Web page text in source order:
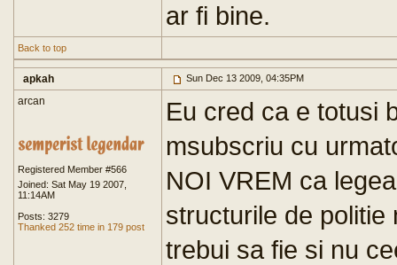
ar fi bine.
Back to top
apkah Sun Dec 13 2009, 04:35PM
arcan
Registered Member #566
Joined: Sat May 19 2007,
11:14AM
Posts: 3279
Thanked 252 time in 179 post
Eu cred ca e totusi
msubscriu cu
NOI VREM ca
structurile de politie
trebui sa fie si nu